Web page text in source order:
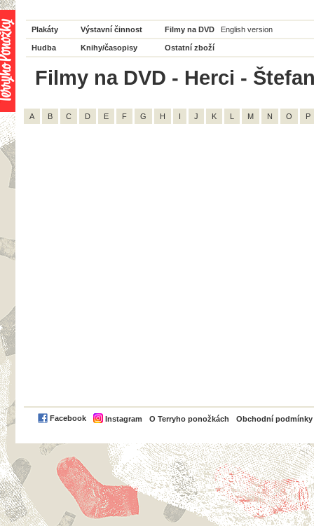
Plakáty Výstavní činnost Filmy na DVD English version
Hudba Knihy/časopisy Ostatní zboží
Filmy na DVD - Herci -
A B C D E F G H I J K L M N O P
Facebook Instagram O Terryho ponožkách Obchodní podmínky
PayPal